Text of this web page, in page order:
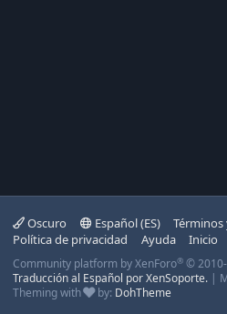
Oscuro Español (ES)
Términos
Política de privacidad
Ayuda Inicio
Community platform by XenForo® ©
Traducción al Español por XenSoporte. |
Theming with
by: DohTheme